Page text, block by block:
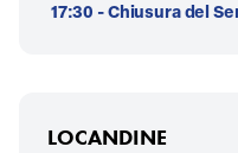
17:30 - Chiusura del
LOCANDINE